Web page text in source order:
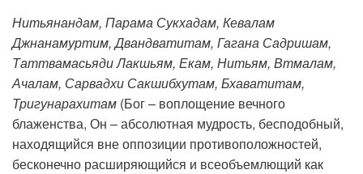
Нитьянандам, Парама Сукхадам, Кевалам
Джнанамуртим, Двандватитам, Гагана Садришам,
Таттвамасьяди Лакшьям, Екам, Нитьям, Втмалам,
Ачалам, Сарвадхи Сакшибхутам, Бхаватитам,
Тригунарахитам (Бог – воплощение вечного
блаженства, Он – абсолютная мудрость, бесподобный,
находящийся вне оппозиции противоположностей,
бесконечно расширяющийся и всеобъемлющий как